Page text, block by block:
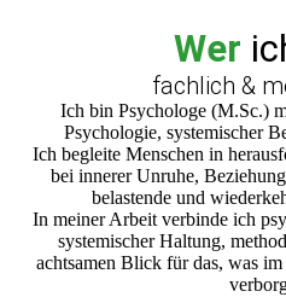
Wer
fachlich &
Ich bin Psychologe (M.Sc.)
Psychologie, systemischer
Ich begleite Menschen in
bei innerer Unruhe,
belastende und
In meiner Arbeit verbinde ich
systemischer Haltung,
achtsamen Blick für das, was